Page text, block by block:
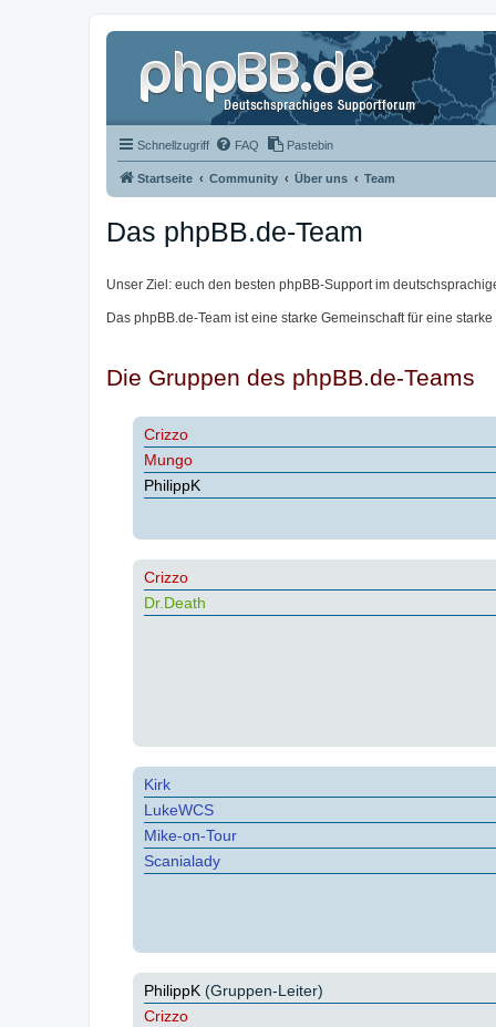
Schnellzugriff FAQ Pastebin
Startseite Community Über uns Team
Das phpBB.de-Team
Unser Ziel: euch den besten phpBB-Support im
Das phpBB.de-Team ist eine starke Gemeinschaft für eine
Die Gruppen des phpBB.de-Teams
Crizzo
Mungo
PhilippK
Crizzo
Dr.Death
Kirk
LukeWCS
Mike-on-Tour
Scanialady
PhilippK (Gruppen-Leiter)
Crizzo